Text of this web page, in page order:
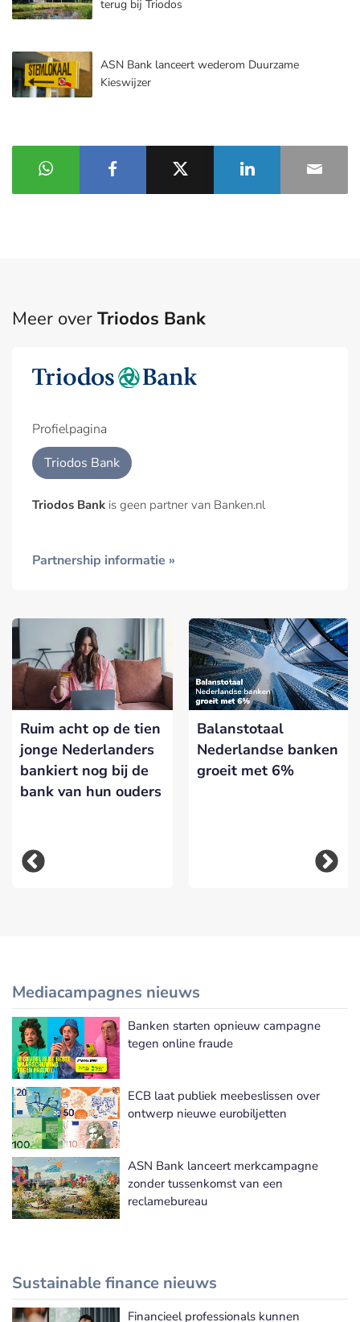
terug bij Triodos
ASN Bank lanceert wederom Duurzame
Kieswijzer
Meer over Triodos Bank
Profielpagina
Triodos Bank
Triodos Bank is geen partner van Banken.nl
Partnership informatie »
Ruim acht op de tien
jonge Nederlanders
bankiert nog bij de
bank van hun ouders
Balanstotaal
Nederlandse banken
groeit met 6%
Mediacampagnes nieuws
Meer Mediacampagnes nieuws
Banken starten opnieuw campagne
tegen online fraude
ECB laat publiek meebeslissen over
ontwerp nieuwe eurobiljetten
ASN Bank lanceert merkcampagne
zonder tussenkomst van een
reclamebureau
Sustainable finance nieuws
Financieel professionals kunnen